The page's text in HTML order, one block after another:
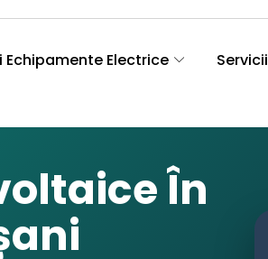
Electrice Servicii
În